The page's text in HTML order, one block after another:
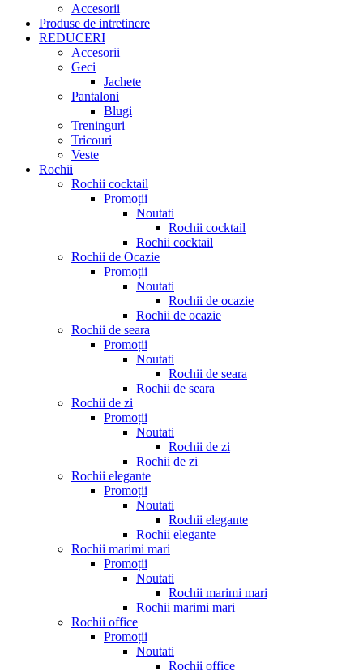
Accesorii
Produse de intretinere
REDUCERI
Accesorii
Geci
Jachete
Pantaloni
Blugi
Treninguri
Tricouri
Veste
Rochii
Rochii cocktail
Promoții
Noutati
Rochii cocktail
Rochii cocktail
Rochii de Ocazie
Promoții
Noutati
Rochii de ocazie
Rochii de ocazie
Rochii de seara
Promoții
Noutati
Rochii de seara
Rochii de seara
Rochii de zi
Promoții
Noutati
Rochii de zi
Rochii de zi
Rochii elegante
Promoții
Noutati
Rochii elegante
Rochii elegante
Rochii marimi mari
Promoții
Noutati
Rochii marimi mari
Rochii marimi mari
Rochii office
Promoții
Noutati
Rochii office